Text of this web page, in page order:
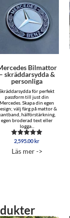
Bilmattor
– skräddarsydda &
personliga
för perfekt
passform till just din
Mercedes. Skapa din egen
välj färg på mattor &
hälförstärkning,
egen broderad text eller
logga...
Betygsatt
av 5
2,595.00kr
Läs mer ->